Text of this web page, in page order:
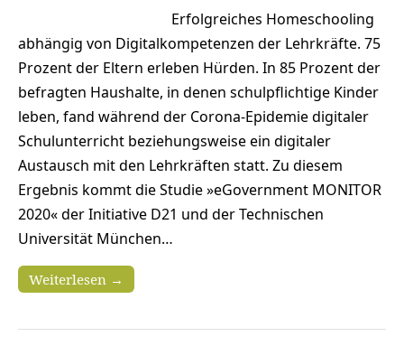
Erfolgreiches Homeschooling
abhängig von Digitalkompetenzen der Lehrkräfte. 75
Prozent der Eltern erleben Hürden. In 85 Prozent der
befragten Haushalte, in denen schulpflichtige Kinder
leben, fand während der Corona-Epidemie digitaler
Schulunterricht beziehungsweise ein digitaler
Austausch mit den Lehrkräften statt. Zu diesem
Ergebnis kommt die Studie »eGovernment MONITOR
2020« der Initiative D21 und der Technischen
Universität München…
Weiterlesen →